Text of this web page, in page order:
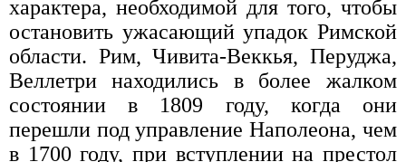
характера, необходимой для того, чтобы
остановить ужасающий упадок Римской
области. Рим, Чивита-Веккья, Перуджа,
Веллетри находились в более жалком
состоянии в 1809 году, когда они
перешли под управление Наполеона, чем
в 1700 году, при вступлении на престол